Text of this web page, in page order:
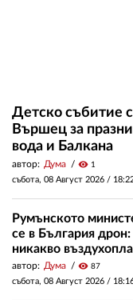
Детско събитие
Вършец за
вода и Балкана
автор: Дума visibility 1
събота, 08 Август 2026 /
Румънското
се в България
никакво
автор: Дума visibility 87
събота, 08 Август 2026 /